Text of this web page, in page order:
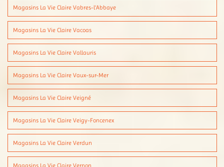
Magasins La Vie Claire Vabres-l'Abbaye
Magasins La Vie Claire Vacoas
Magasins La Vie Claire Vallauris
Magasins La Vie Claire Vaux-sur-Mer
Magasins La Vie Claire Veigné
Magasins La Vie Claire Veigy-Foncenex
Magasins La Vie Claire Verdun
Magasins La Vie Claire Vernon